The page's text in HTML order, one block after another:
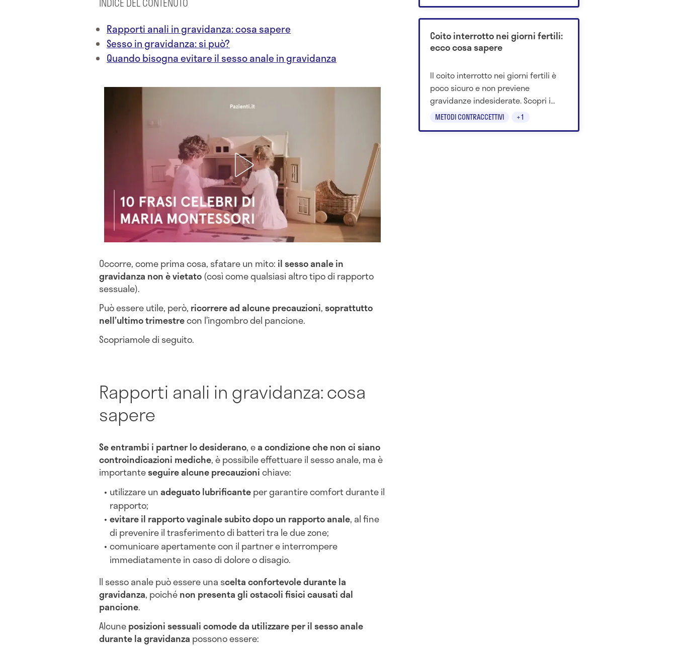
INDICE DEL CONTENUTO
Rapporti anali in gravidanza: cosa sapere
Sesso in gravidanza: si può?
Quando bisogna evitare il sesso anale in gravidanza
Occorre, come prima cosa, sfatare un mito: il sesso anale in
gravidanza non è vietato(così come qualsiasi altro tipo di rapporto
sessuale).
Può essere utile, però, ricorrere ad alcune precauzioni,soprattutto
nell’ultimo trimestrecon l’ingombro del pancione.
Scopriamole di seguito.
Rapporti anali in gravidanza: cosa
sapere
Se entrambi i partner lo desiderano, ea condizione che non ci siano
controindicazioni mediche, è possibile effettuare il sesso anale, ma è
importanteseguire alcune precauzionichiave:
utilizzare unadeguato lubrificanteper garantire comfort durante il
rapporto;
evitare il rapporto vaginale subito dopo un rapporto anale, al fine
di prevenire il trasferimento di batteri tra le due zone;
comunicare apertamente con il partner e interrompere
immediatamente in caso di dolore o disagio.
Il sesso anale può essere una scelta confortevole durante la
gravidanza, poichénon presenta gli ostacoli fisici causati dal
pancione.
Alcuneposizioni sessuali comode da utilizzare per il sesso anale
durante la gravidanza possono essere:
METODI CONTRACCETTIVI +1
Coito interrotto nei giorni fertili:
ecco cosa sapere
Il coito interrotto nei giorni fertili è
poco sicuro e non previene
gravidanze indesiderate. Scopri i
rischi e perché è sconsigliato.